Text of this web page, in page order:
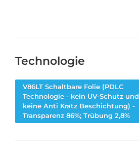
Technologie
V86LT Schaltbare Folie (PDLC
Technologie - kein UV-Schutz und
keine Anti Kratz Beschichtung) -
Transparenz 86%; Trübung 2,8%